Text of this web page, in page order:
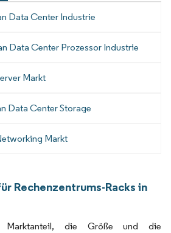
Data Center Industrie
Data Center Prozessor Industrie
Markt
Data Center Storage
Markt
Rechenzentrums-Racks in
Marktanteil, die Größe und die